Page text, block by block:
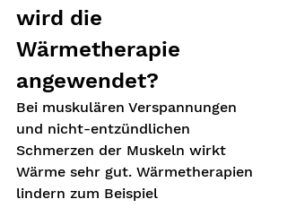
wird die
Wärmetherapie
angewendet?
Bei muskulären Verspannungen
und nicht-entzündlichen
Schmerzen der Muskeln wirkt
Wärme sehr gut. Wärmetherapien
lindern zum Beispiel